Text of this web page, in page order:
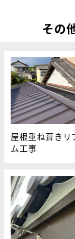
その
屋根重ね葺きリ
ム工事